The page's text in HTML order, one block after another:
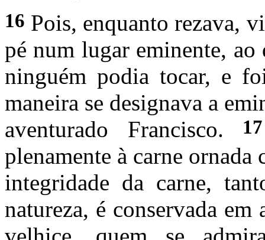
16 Pois, enquanto rezava,
pé num lugar eminente,
ninguém podia tocar, e
maneira se designava a
aventurado Francisco.
17
plenamente à carne
integridade da carne,
natureza, é conservada